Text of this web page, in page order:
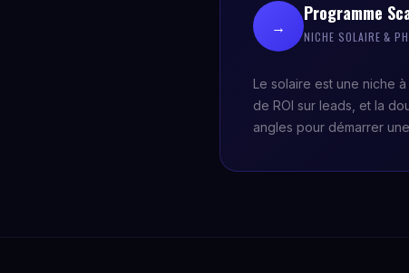
→
Programme
NICHE SOLAIRE &
Le solaire est une niche
de ROI sur leads, et la
angles pour démarrer